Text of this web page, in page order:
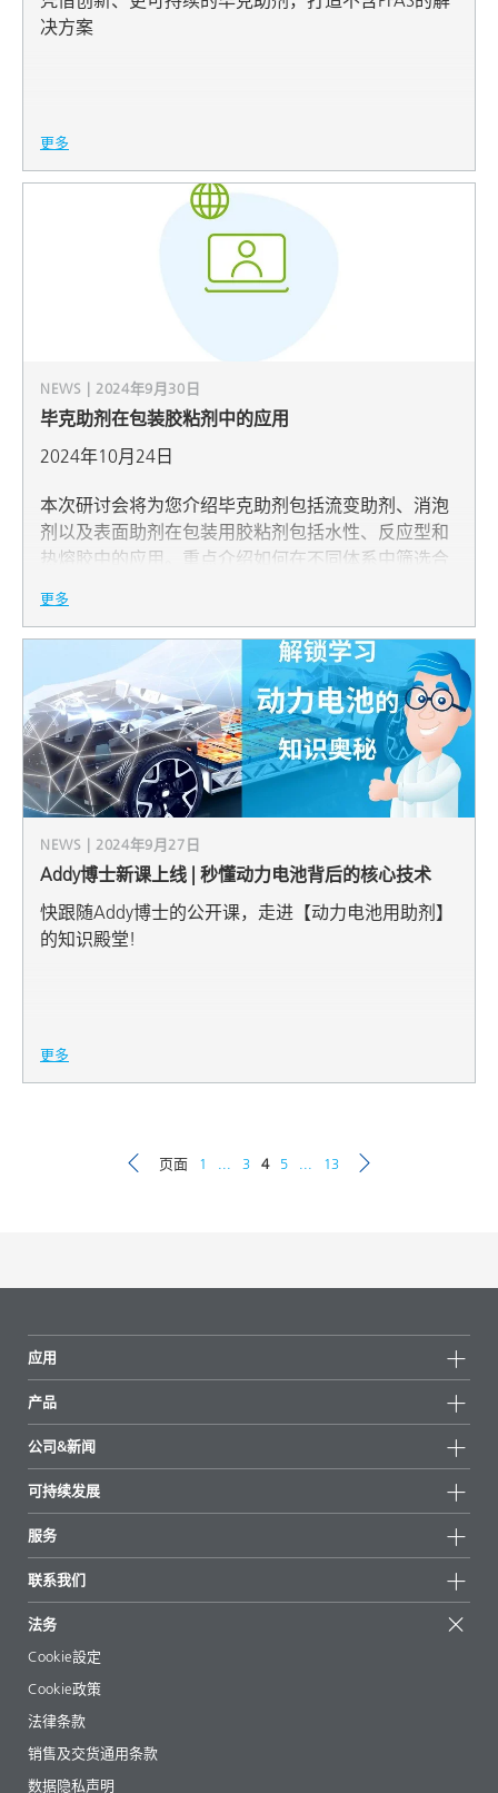
决方案
更多
NEWS | 2024年9月30日
毕克助剂在包装胶粘剂中的应用
2024年10月24日
本次研讨会将为您介绍毕克助剂包括流变助剂、消泡
剂以及表面助剂在包装用胶粘剂包括水性、反应型和
热熔胶中的应用。重点介绍如何在不同体系中筛选合
发展，附着力促进剂在热熔胶的应用以及流变助剂在
水性和反应型包装胶中的应用，研讨会结束后有在线
答疑和互动环节。
更多
NEWS | 2024年9月27日
Addy博士新课上线 | 秒懂动力电池背后的核心技术
快跟随Addy博士的公开课，走进【动力电池用助剂】
的知识殿堂!
更多
页面 1 3 4 5 13
应用
产品
所有产品
重点推荐
公司&新闻
新闻
新闻和媒体
地区和分销商
展会和活动
可持续发展
可持续产品
成功案例
EcoVadis
认证
服务
起始配方
文章
电子书
法规事务
助剂指南 App
视频
联系我们
法务
Cookie設定
Cookie政策
法律条款
销售及交货通用条款
数据隐私声明